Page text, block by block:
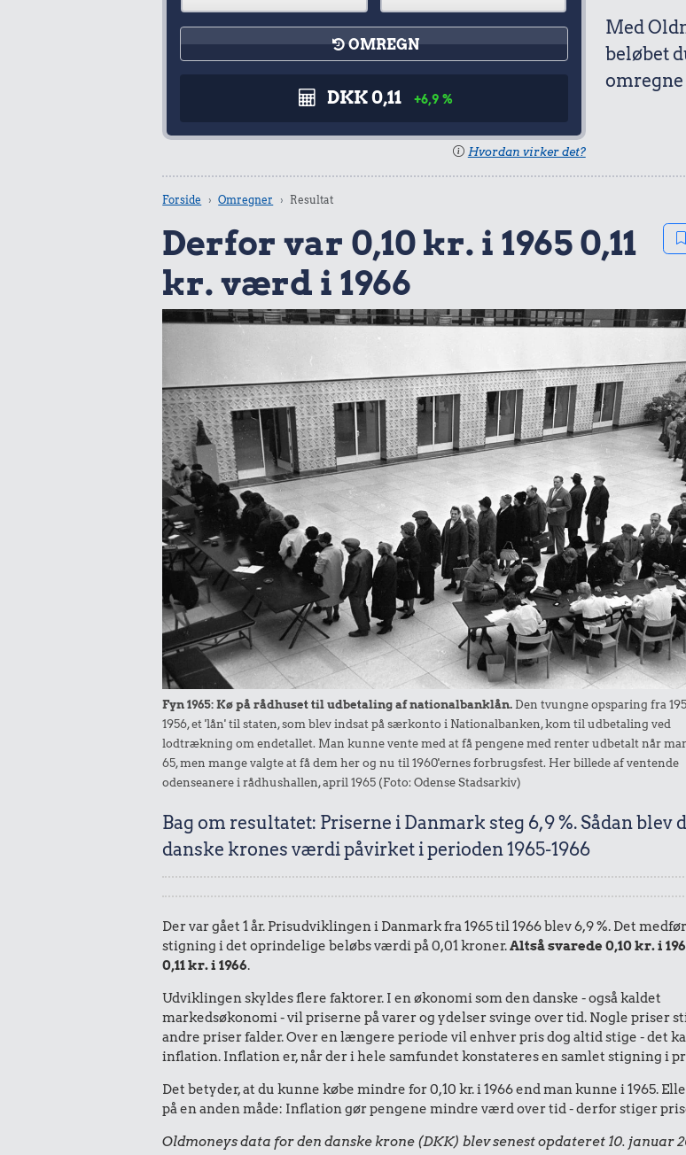
OMREGN
DKK 0,11 +6,9 %
Hvordan virker det?
Med
beløbet
Forside Omregner Resultat
Derfor var 0,10 kr. i 1965 0,11
kr. værd i 1966
Fyn 1965: Kø på rådhuset til udbetaling af nationalbanklån. Den tvungne opsparing fra
1956, et 'lån' til staten, som blev indsat på særkonto i Nationalbanken, kom til udbetaling ved
lodtrækning om endetallet. Man kunne vente med at få pengene med renter udbetalt når
65, men mange valgte at få dem her og nu til 1960'ernes forbrugsfest. Her billede af ventende
odenseanere i rådhushallen, april 1965 (Foto: Odense Stadsarkiv)
Bag om resultatet: Priserne i Danmark steg 6,9 %. Sådan blev
danske krones værdi påvirket i perioden 1965-1966
Der var gået 1 år. Prisudviklingen i Danmark fra 1965 til 1966 blev 6,9 %. Det
stigning i det oprindelige beløbs værdi på 0,01 kroner.Altså svarede 0,10 kr. i
0,11 kr. i 1966.
Udviklingen skyldes flere faktorer. I en økonomi som den danske - også kaldet
markedsøkonomi - vil priserne på varer og ydelser svinge over tid. Nogle priser
andre priser falder. Over en længere periode vil enhver pris dog altid stige - det
inflation. Inflation er, når der i hele samfundet konstateres en samlet stigning i
Det betyder, at du kunne købe mindre for 0,10 kr. i 1966 end man kunne i 1965.
på en anden måde: Inflation gør pengene mindre værd over tid - derfor stiger
Oldmoneys data for den danske krone (DKK) blev senest opdateret 10. januar